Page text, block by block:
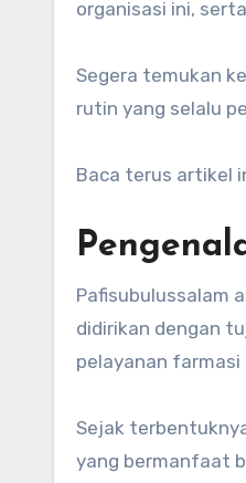
organisasi ini,
Segera temukan
rutin yang selalu
Baca terus artikel
Pafisubulussalam
didirikan dengan
pelayanan
Sejak
yang bermanfaat